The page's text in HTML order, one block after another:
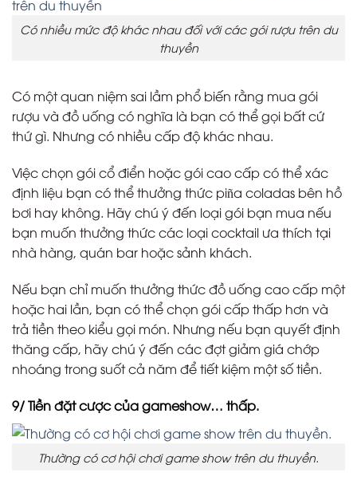
Có nhiều mức độ khác nhau đối với các gói rượu trên du
thuyền
Có một quan niệm sai lầm phổ biến rằng mua gói
rượu và đồ uống có nghĩa là bạn có thể gọi bất cứ
thứ gì. Nhưng có nhiều cấp độ khác nhau.
Việc chọn gói cổ điển hoặc gói cao cấp có thể xác
định liệu bạn có thể thưởng thức piña coladas bên hồ
bơi hay không. Hãy chú ý đến loại gói bạn mua nếu
bạn muốn thưởng thức các loại cocktail ưa thích tại
nhà hàng, quán bar hoặc sảnh khách.
Nếu bạn chỉ muốn thưởng thức đồ uống cao cấp một
hoặc hai lần, bạn có thể chọn gói cấp thấp hơn và
trả tiền theo kiểu gọi món. Nhưng nếu bạn quyết định
thăng cấp, hãy chú ý đến các đợt giảm giá chớp
nhoáng trong suốt cả năm để tiết kiệm một số tiền.
9/ Tiền đặt cược của gameshow… thấp.
Thường có cơ hội chơi game show trên du thuyền.